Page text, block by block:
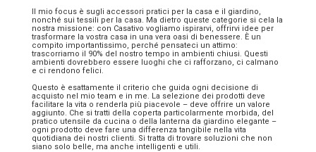
Il mio focus è sugli accessori pratici per la casa e il giardino,
nonché sui tessili per la casa. Ma dietro queste categorie si cela la
nostra missione: con Casativo vogliamo ispirarvi, offrirvi idee per
trasformare la vostra casa in una vera oasi di benessere. È un
compito importantissimo, perché pensateci un attimo:
trascorriamo il 90% del nostro tempo in ambienti chiusi. Questi
ambienti dovrebbero essere luoghi che ci rafforzano, ci calmano
e ci rendono felici.
Questo è esattamente il criterio che guida ogni decisione di
acquisto nel mio team e in me. La selezione dei prodotti deve
facilitare la vita o renderla più piacevole – deve offrire un valore
aggiunto. Che si tratti della coperta particolarmente morbida, del
pratico utensile da cucina o della lanterna da giardino elegante –
ogni prodotto deve fare una differenza tangibile nella vita
quotidiana dei nostri clienti. Si tratta di trovare soluzioni che non
siano solo belle, ma anche intelligenti e utili.